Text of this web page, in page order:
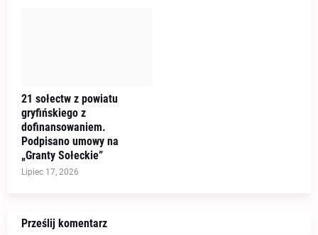
21 sołectw z powiatu
gryfińskiego z
dofinansowaniem.
Podpisano umowy na
„Granty Sołeckie”
Lipiec 17, 2026
Prześlij komentarz